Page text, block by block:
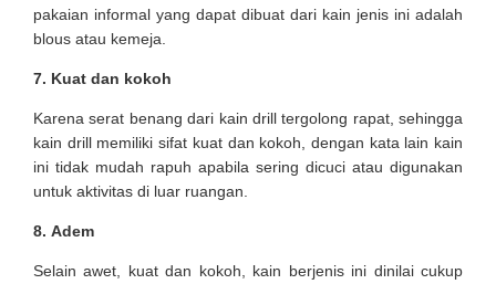
pakaian informal yang dapat dibuat dari kain jenis ini adalah
blous atau kemeja.
7. Kuat dan kokoh
Karena serat benang dari kain drill tergolong rapat, sehingga
kain drill memiliki sifat kuat dan kokoh, dengan kata lain kain
ini tidak mudah rapuh apabila sering dicuci atau digunakan
untuk aktivitas di luar ruangan.
8. Adem
Selain awet, kuat dan kokoh, kain berjenis ini dinilai cukup